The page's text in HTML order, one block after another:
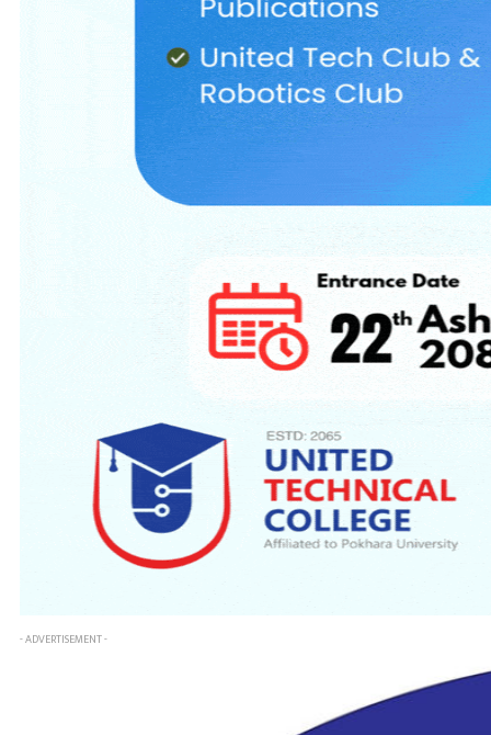
- ADVERTISEMENT -